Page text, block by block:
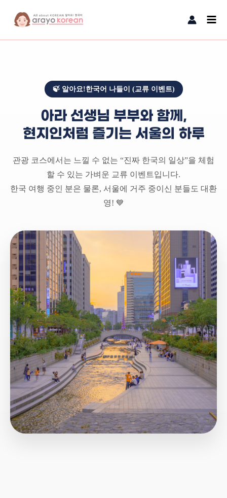
건너뛰기
🍃 알아요!한국어 나들이 (교류 이벤트)
아라 선생님 부부와 함께,
현지인처럼 즐기는 서울의 하루
관광 코스에서는 느낄 수 없는 “진짜 한국의 일상”을 체험
할 수 있는 가벼운 교류 이벤트입니다.
한국 여행 중인 분은 물론, 서울에 거주 중이신 분들도 대환
영! 💙